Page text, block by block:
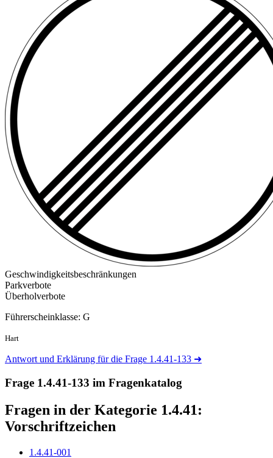
Geschwindigkeitsbeschränkungen
Parkverbote
Überholverbote
Führerscheinklasse: G
Hart
Antwort und Erklärung für die Frage 1.4.41-133 ➜
Frage 1.4.41-133 im Fragenkatalog
Fragen in der Kategorie 1.4.41:
Vorschriftzeichen
1.4.41-001